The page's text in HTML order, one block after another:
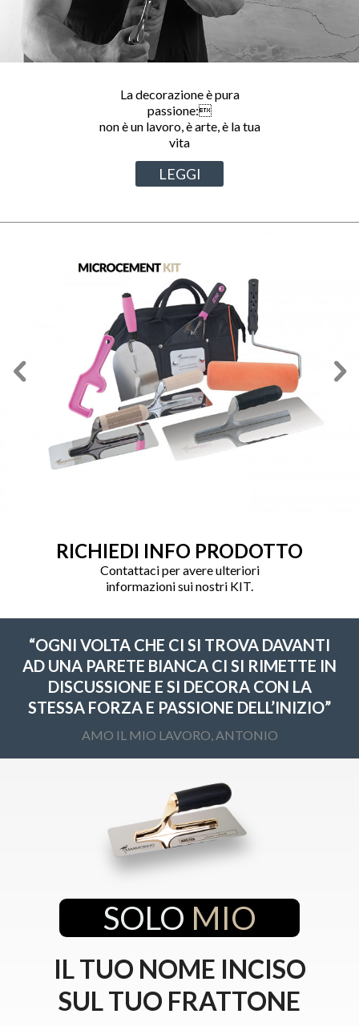
La decorazione è pura
passione:
non è un lavoro, è arte, è la tua
vita
LEGGI
RICHIEDI INFO PRODOTTO
Contattaci per avere ulteriori
informazioni sui nostri KIT.
“OGNI VOLTA CHE CI SI TROVA DAVANTI
AD UNA PARETE BIANCA CI SI RIMETTE IN
DISCUSSIONE E SI DECORA CON LA
STESSA FORZA E PASSIONE DELL’INIZIO”
AMO IL MIO LAVORO, ANTONIO
SOLO MIO
IL TUO NOME INCISO
SUL TUO FRATTONE